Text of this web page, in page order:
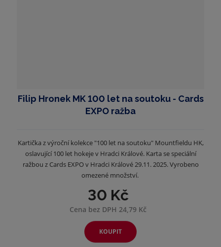
Filip Hronek MK 100 let na soutoku - Cards
EXPO ražba
Kartička z výroční kolekce "100 let na soutoku" Mountfieldu HK,
oslavující 100 let hokeje v Hradci Králové. Karta se speciální
ražbou z Cards EXPO v Hradci Králové 29.11. 2025. Vyrobeno
omezené množství.
30 Kč
Cena bez DPH 24,79 Kč
KOUPIT